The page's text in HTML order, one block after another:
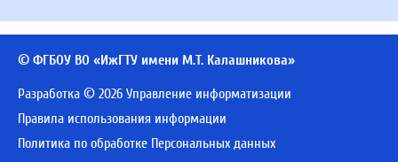
© ФГБОУ ВО «ИжГТУ имени М.Т. Калашникова»
Разработка © 2026 Управление информатизации
Правила использования информации
Политика по обработке Персональных данных